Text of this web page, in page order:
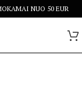
NUO 50 EUR